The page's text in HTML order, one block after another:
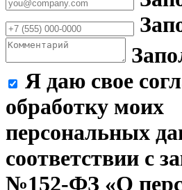
Я даю свое
обработку моих
персональных
соответствии с
№152-ФЗ «О